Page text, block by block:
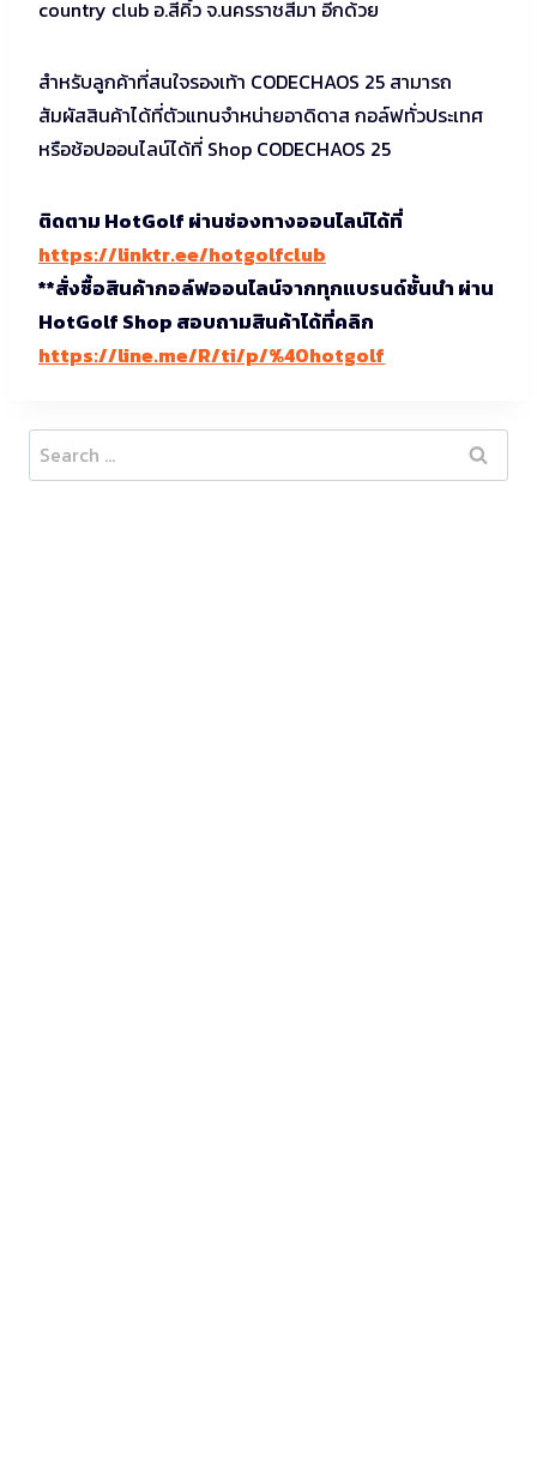
country club อ.สีคิ้ว จ.นครราชสีมา อีกด้วย
สำหรับลูกค้าที่สนใจรองเท้า CODECHAOS 25 สามารถ
สัมผัสสินค้าได้ที่ตัวแทนจำหน่ายอาดิดาส กอล์ฟทั่วประเทศ
หรือช้อปออนไลน์ได้ที่ Shop CODECHAOS 25
ติดตาม HotGolf ผ่านช่องทางออนไลน์ได้ที่
https://linktr.ee/hotgolfclub
**สั่งซื้อสินค้ากอล์ฟออนไลน์จากทุกแบรนด์ชั้นนำ ผ่าน
HotGolf Shop สอบถามสินค้าได้ที่คลิก
https://line.me/R/ti/p/%40hotgolf
Search
for: